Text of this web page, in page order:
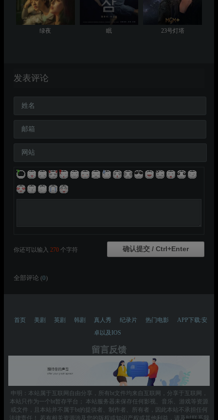
绿夜 眠 23号灯塔
发表评论
姓名
邮箱
网站
你还可以输入 270 个字符
全部评论 (0)
首页 美剧 英剧 韩剧 真人秀 纪录片 热门电影
APP下载:安
卓以及IOS
留言反馈
申明：本站属于互联网自由分享，所有bt文件均来自互联网，分享于互联网，
本站只作为一个bt暂存平台； 本站服务器未保存任何影视、音乐、游戏等资源
或文件，且本站并不属于bt的提供者、制作者、所有者，因此本站不承担任何
法律责任！ 若有相关资源涉及您的版权或知识产权或其他利益，请及时联系我